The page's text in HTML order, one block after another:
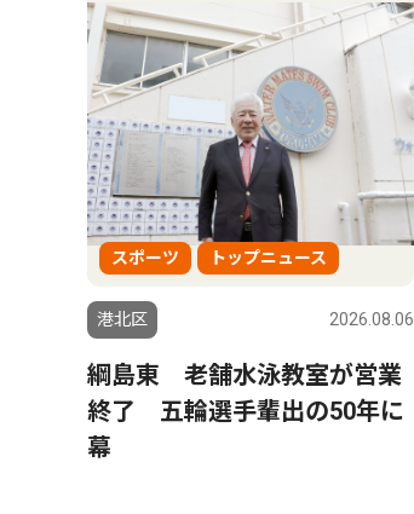
スポーツ トップニュース
港北区 2026.08.06
綱島東 老舗水泳教室が営業
終了 五輪選手輩出の50年に
幕